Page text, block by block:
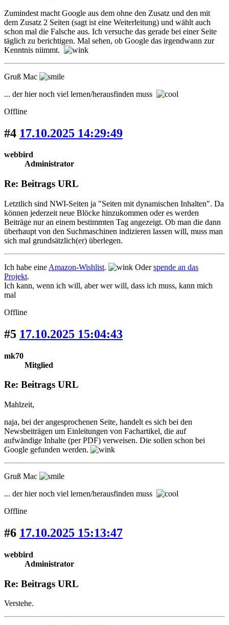
Zumindest macht Google aus dem ohne den Zusatz und den mit
dem Zusatz 2 Seiten (sagt ist eine Weiterleitung) und wählt auch
schon mal die Falsche aus. Ich versuche das gerade bei einer Seite
täglich zu berichtigen. Mal sehen, ob Google das irgendwann zur
Kenntnis niimmt.
Gruß Mac
... der hier noch viel lernen/herausfinden muss
Offline
#4 17.10.2025 14:29:49
webbird
Administrator
Re: Beitrags URL
Letztlich sind NWI-Seiten ja "Seiten mit dynamischen Inhalten". Da
können jederzeit neue Blöcke hinzukommen oder es werden
Beiträge nur an einem bestimmten Tag angezeigt. Ob man die dann
überhaupt von den Suchmaschinen indizieren lassen will, muss man
sich mal grundsätzlich(er) überlegen.
Ich habe eine Amazon-Wishlist. Oderspende an das
Projekt.
Ich kann, wenn ich will, aber wer will, dass ich muss, kann mich
mal
Offline
#5 17.10.2025 15:04:43
mk70
Mitglied
Re: Beitrags URL
Mahlzeit,
naja, bei der angesprochenen Seite, handelt es sich bei den
Newsbeiträgen um Einleitungen von Fachartikel, die auf
aufwändige Inhalte (per PDF) verweisen. Die sollen schon bei
Google gefunden werden.
Gruß Mac
... der hier noch viel lernen/herausfinden muss
Offline
#6 17.10.2025 15:13:47
webbird
Administrator
Re: Beitrags URL
Verstehe.